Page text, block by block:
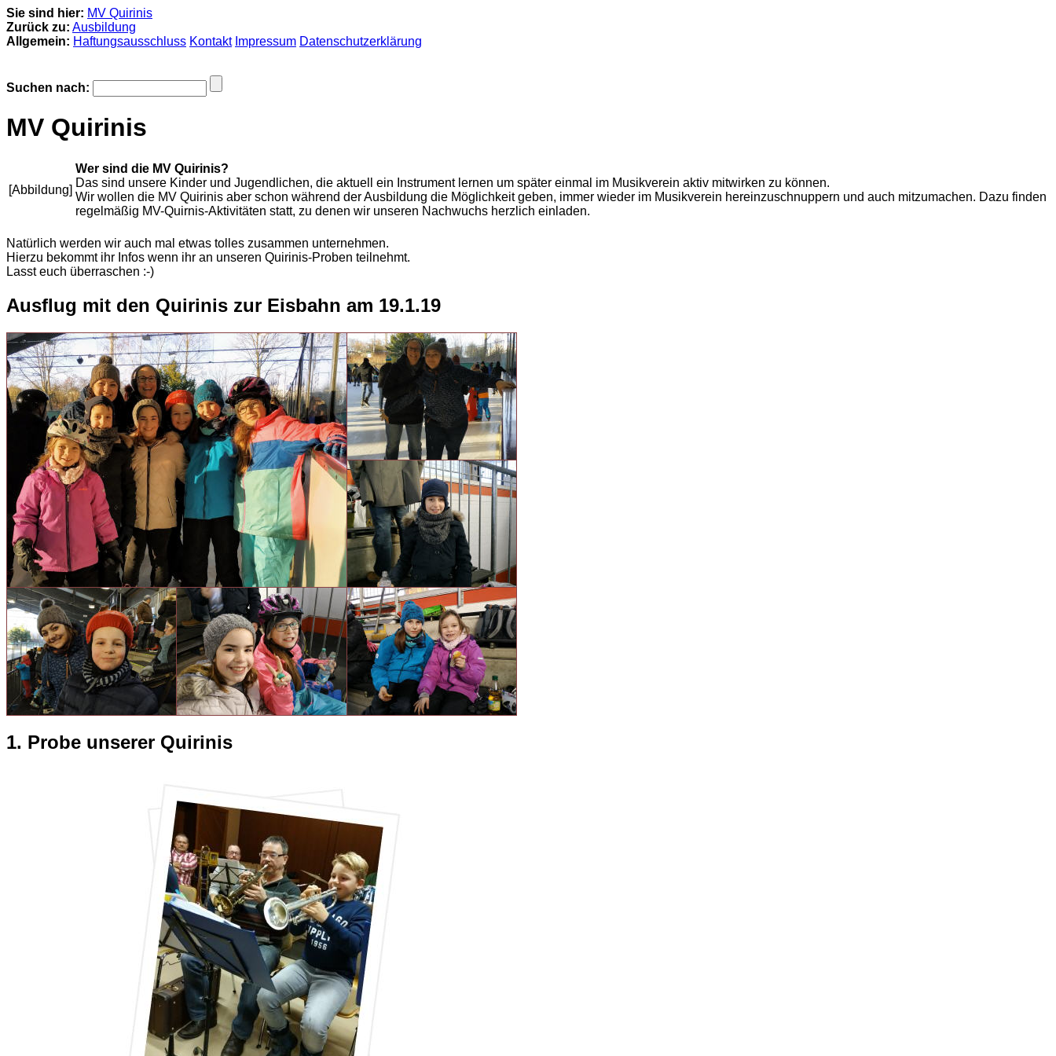
Sie sind hier: MV Quirinis
Zurück zu: Ausbildung
Allgemein: Haftungsausschluss Kontakt Impressum Datenschutzerklärung
Suchen nach:
MV Quirinis
[Abbildung]
Wer sind die MV Quirinis?
Das sind unsere Kinder und Jugendlichen, die aktuell ein Instrument lernen um später einmal im Musikverein aktiv mitwirken zu können.
Wir wollen die MV Quirinis aber schon während der Ausbildung die Möglichkeit geben, immer wieder im Musikverein hereinzuschnuppern und auch mitzumachen. Dazu finden
regelmäßig MV-Quirnis-Aktivitäten statt, zu denen wir unseren Nachwuchs herzlich einladen.
Natürlich werden wir auch mal etwas tolles zusammen unternehmen.
Hierzu bekommt ihr Infos wenn ihr an unseren Quirinis-Proben teilnehmt.
Lasst euch überraschen :-)
Ausflug mit den Quirinis zur Eisbahn am 19.1.19
1. Probe unserer Quirinis